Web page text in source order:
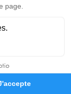
Authion
hommage